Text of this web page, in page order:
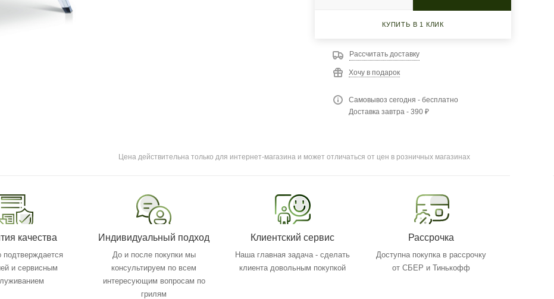
КУПИТЬ В 1 КЛИК
Рассчитать доставку
Хочу в подарок
Самовывоз сегодня - бесплатно
Доставка завтра - 390 ₽
Цена действительна только для интернет-магазина и может отличаться от цен в розничных магазинах
качества
подтверждается
и сервисным
Индивидуальный подход
До и после покупки мы
консультируем по всем
интересующим вопросам по
грилям
Клиентский сервис
Наша главная задача - сделать
клиента довольным покупкой
Рассрочка
Доступна покупка в рассрочку
от СБЕР и Тинькофф